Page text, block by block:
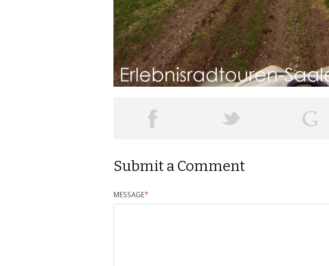
Submit a Comment
MESSAGE*